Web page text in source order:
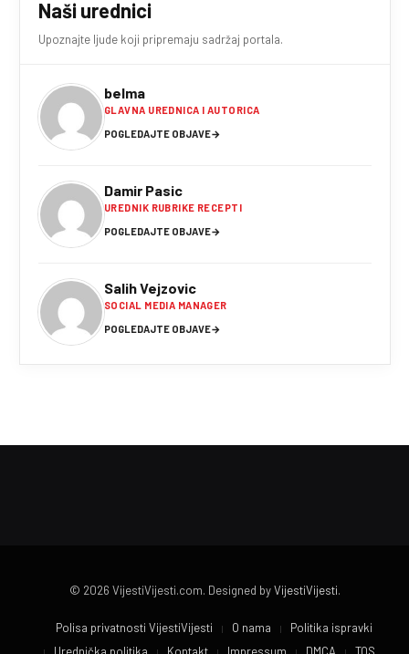
Naši urednici
Upoznajte ljude koji pripremaju sadržaj portala.
belma
GLAVNA UREDNICA I AUTORICA
POGLEDAJTE OBJAVE→
Damir Pasic
UREDNIK RUBRIKE RECEPTI
POGLEDAJTE OBJAVE→
Salih Vejzovic
SOCIAL MEDIA MANAGER
POGLEDAJTE OBJAVE→
© 2026 VijestiVijesti.com. Designed byVijestiVijesti.
Polisa privatnosti VijestiVijesti O nama
Politika ispravki